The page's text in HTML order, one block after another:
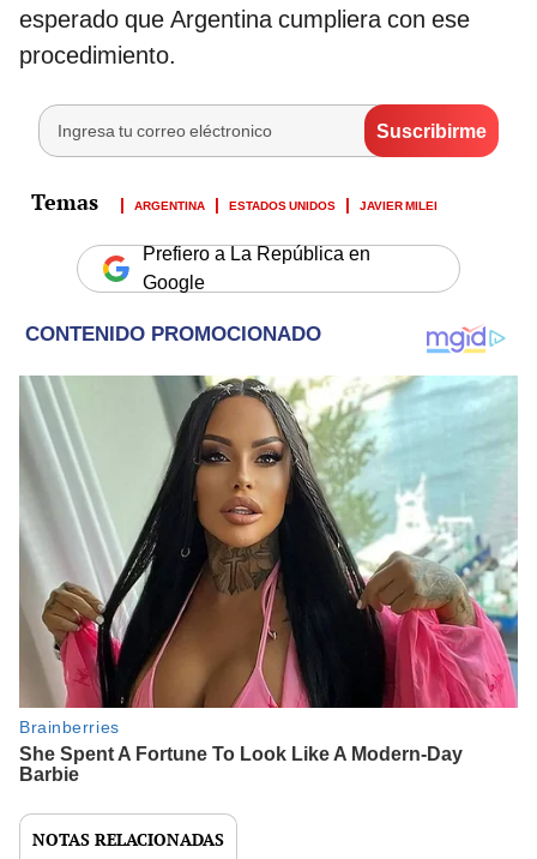
esperado que Argentina cumpliera con ese
procedimiento.
ARGENTINA ESTADOS UNIDOS JAVIER MILEI
Prefiero a La República en
Google
NOTAS RELACIONADAS